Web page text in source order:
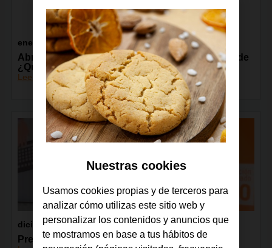
enero 2018
Abrimos la convocatoria de proyectos digitales de
¿Qué es un Rey para ti?
Leer más
diciembre 2017
Premio Amazing Women
Nuestras cookies
Usamos cookies propias y de terceros para
analizar cómo utilizas este sitio web y
personalizar los contenidos y anuncios que
te mostramos en base a tus hábitos de